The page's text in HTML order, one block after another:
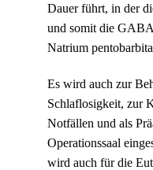
Dauer führt, in der
und somit die
Natrium
Es wird auch zur
Schlaflosigkeit, zur
Notfällen und als
Operationssaal
wird auch für die